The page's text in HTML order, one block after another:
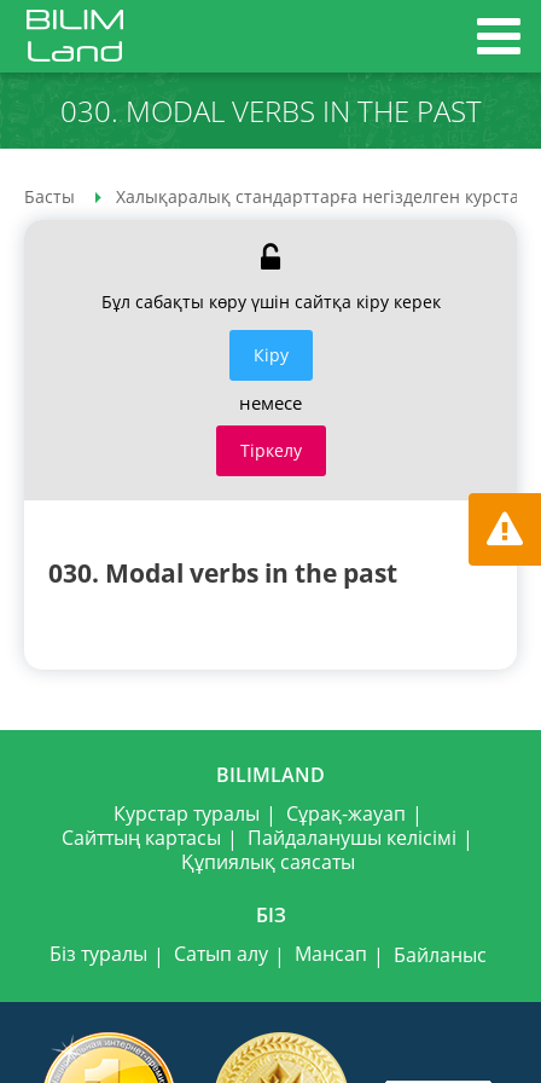
030. MODAL VERBS IN THE PAST
Басты Халықаралық стандарттарға негізделген курстар
Бұл сабақты көру үшін сайтқа кіру керек
Кiру
немесе
Тіркелу
030. Modal verbs in the past
BILIMLAND
Курстар туралы
Сұрақ-жауап
Сайттың картасы
Пайдаланушы келісімі
Құпиялық саясаты
БІЗ
Біз туралы
Сатып алу Мансап Байланыс